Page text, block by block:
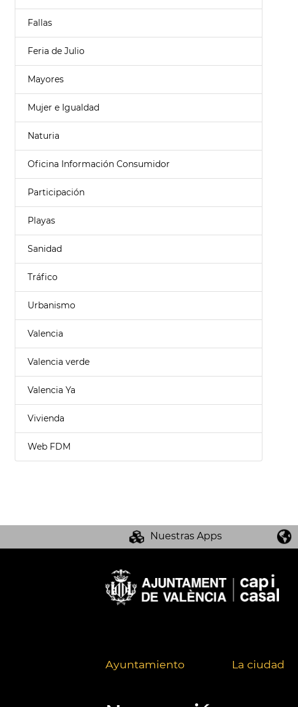
Fallas
Feria de Julio
Mayores
Mujer e Igualdad
Naturia
Oficina Información Consumidor
Participación
Playas
Sanidad
Tráfico
Urbanismo
Valencia
Valencia verde
Valencia Ya
Vivienda
Web FDM
Nuestras Apps
Ayuntamiento La ciudad